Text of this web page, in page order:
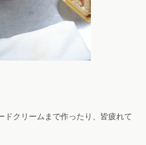
ドクリームまで作ったり、皆疲れて